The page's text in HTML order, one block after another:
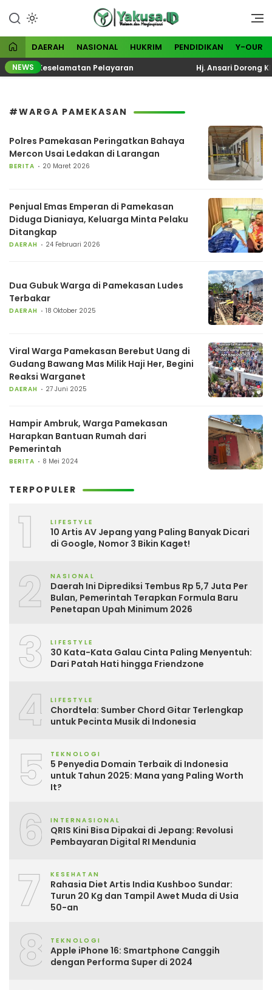
konten
Yakusa
Visioner dan Menginspirasi
DAERAH NASIONAL HUKRIM PENDIDIKAN Y-OUR
NEWS
Total Keselamatan Pelayaran Hj. Ansari Dorong
#WARGA PAMEKASAN
Polres Pamekasan Peringatkan Bahaya
Mercon Usai Ledakan di Larangan
BERITA 20 Maret 2026
Penjual Emas Emperan di Pamekasan
Diduga Dianiaya, Keluarga Minta Pelaku
Ditangkap
DAERAH 24 Februari 2026
Dua Gubuk Warga di Pamekasan Ludes
Terbakar
DAERAH 18 Oktober 2025
Viral Warga Pamekasan Berebut Uang di
Gudang Bawang Mas Milik Haji Her, Begini
Reaksi Warganet
DAERAH 27 Juni 2025
Hampir Ambruk, Warga Pamekasan
Harapkan Bantuan Rumah dari
Pemerintah
BERITA 8 Mei 2024
TERPOPULER
1 LIFESTYLE
10 Artis AV Jepang yang Paling Banyak Dicari
di Google, Nomor 3 Bikin Kaget!
2 NASIONAL
Daerah Ini Diprediksi Tembus Rp 5,7 Juta Per
Bulan, Pemerintah Terapkan Formula Baru
Penetapan Upah Minimum 2026
3 LIFESTYLE
30 Kata-Kata Galau Cinta Paling Menyentuh:
Dari Patah Hati hingga Friendzone
4 LIFESTYLE
Chordtela: Sumber Chord Gitar Terlengkap
untuk Pecinta Musik di Indonesia
5 TEKNOLOGI
5 Penyedia Domain Terbaik di Indonesia
untuk Tahun 2025: Mana yang Paling Worth
It?
6 INTERNASIONAL
QRIS Kini Bisa Dipakai di Jepang: Revolusi
Pembayaran Digital RI Mendunia
7 KESEHATAN
Rahasia Diet Artis India Kushboo Sundar:
Turun 20 Kg dan Tampil Awet Muda di Usia
50-an
8 TEKNOLOGI
Apple iPhone 16: Smartphone Canggih
dengan Performa Super di 2024